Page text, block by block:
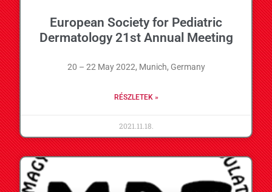
European Society for Pediatric
Dermatology 21st Annual Meeting
20 – 22 May 2022, Munich, Germany
RÉSZLETEK »
2021.11.18.